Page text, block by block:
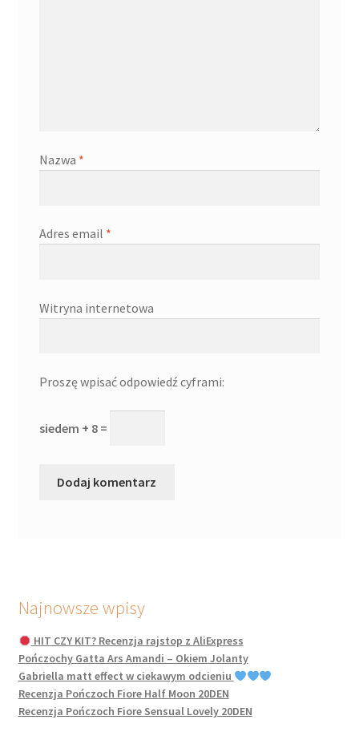
Nazwa *
Adres email *
Witryna internetowa
Proszę wpisać odpowiedź cyframi:
siedem + 8 =
Najnowsze wpisy
HIT CZY KIT? Recenzja rajstop z AliExpress
Pończochy Gatta Ars Amandi – Okiem Jolanty
Gabriella matt effect w ciekawym odcieniu
Recenzja Pończoch Fiore Half Moon 20DEN
Recenzja Pończoch Fiore Sensual Lovely 20DEN